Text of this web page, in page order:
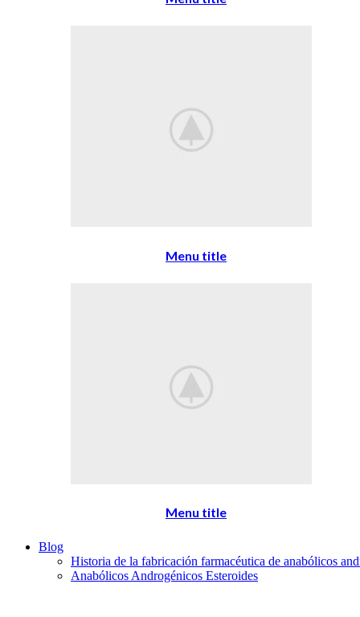
Menu title
Menu title
Blog
Historia de la fabricación farmacéutica de anabólicos
Anabólicos Androgénicos Esteroides